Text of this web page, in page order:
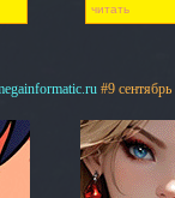
читать
#9